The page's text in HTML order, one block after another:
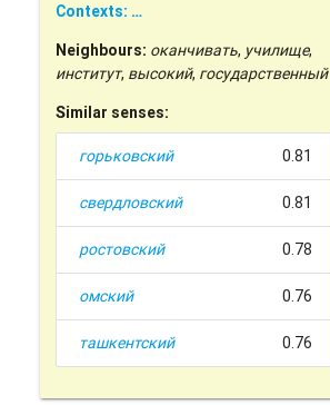
Contexts: …
Neighbours: оканчивать, училище,
институт, высокий, государственный
Similar senses:
горьковский 0.81
свердловский 0.81
ростовский 0.78
омский 0.76
ташкентский 0.76